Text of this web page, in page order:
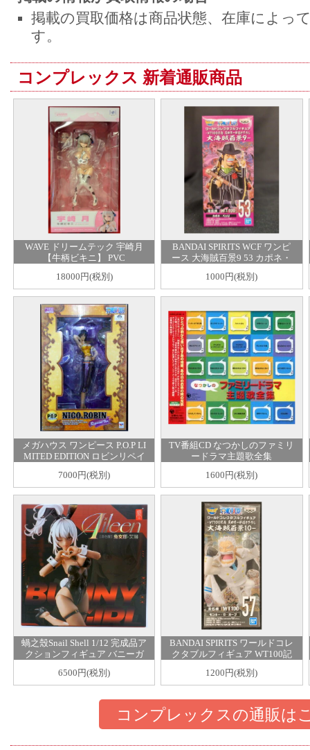
掲載の買取価格は商品状態、在庫によっ
す。
コンプレックス 新着通販商品
WAVE ドリームテック 宇崎月
【牛柄ビキニ】 PVC
18000円(税別)
BANDAI SPIRITS WCF ワンピ
ース 大海賊百景9 53 カポネ・
1000円(税別)
メガハウス ワンピース P.O.P LI
MITED EDITION ロビンリペイ
7000円(税別)
TV番組CD なつかしのファミリ
ードラマ主題歌全集
1600円(税別)
蝸之殼Snail Shell 1/12 完成品ア
クションフィギュア バニーガ
6500円(税別)
BANDAI SPIRITS ワールドコレ
クタブルフィギュア WT100記
賊百景10 57モンキー・D・ガー
プ
1200円(税別)
コンプレックスの通販は